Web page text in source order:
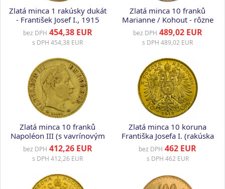
Zlatá minca 1 rakúsky dukát
- František Josef I., 1915
bez DPH 454,38 EUR
s DPH 454,38 EUR
Zlatá minca 10 franků
Marianne / Kohout - rôzne
roky, Francúzsko
bez DPH 489,02 EUR
s DPH 489,02 EUR
Zlatá minca 10 franků
Napoléon III (s vavrínovým
vencom) -rôzne roky,
Francúzsko
bez DPH 412,26 EUR
s DPH 412,26 EUR
Zlatá minca 10 koruna
Františka Josefa I. (rakúska
razba)
bez DPH 462 EUR
s DPH 462 EUR